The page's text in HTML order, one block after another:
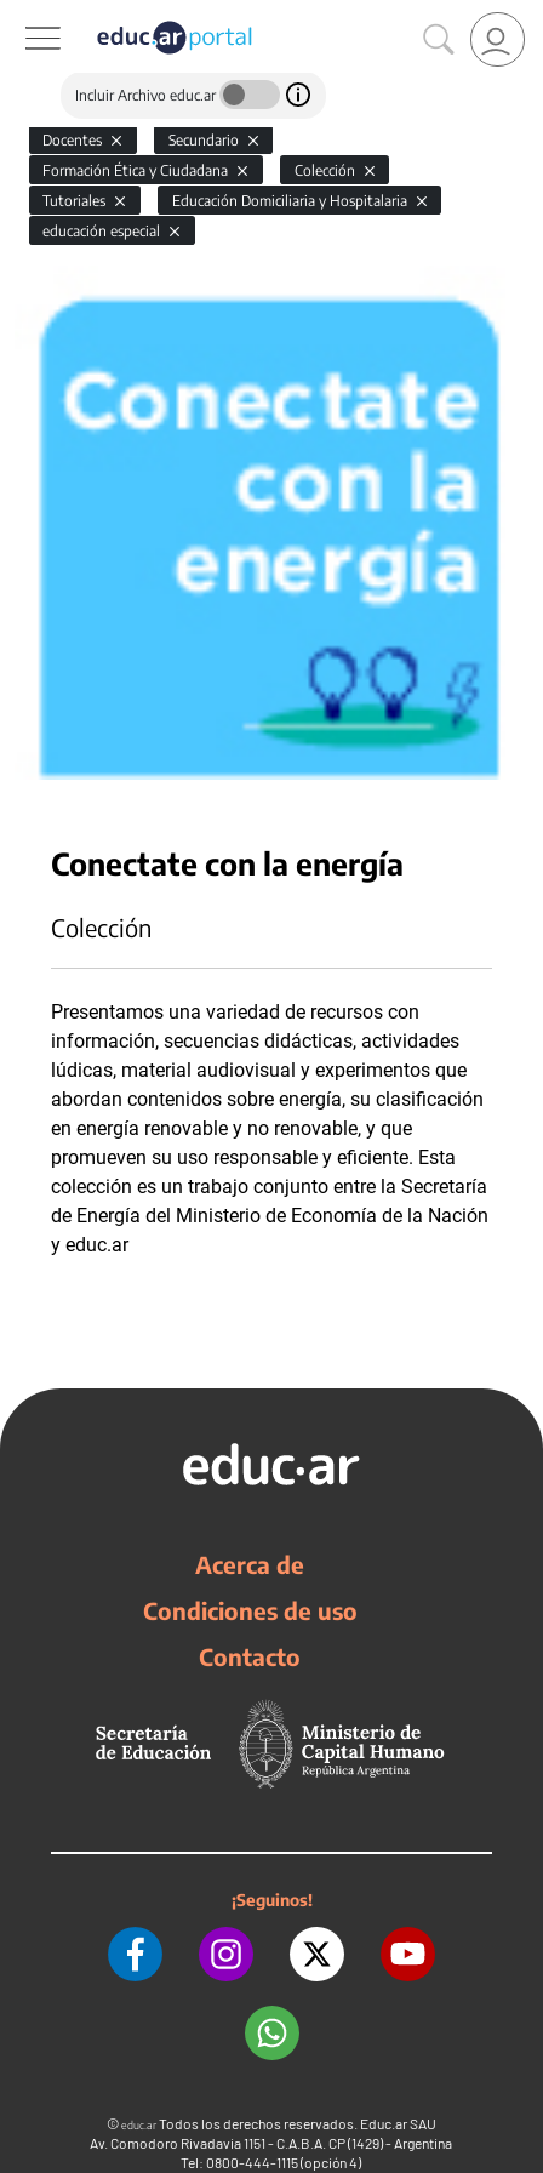
Incluir Archivo educ.ar
Docentes
Secundario
Formación Ética y Ciudadana
Colección
Tutoriales
Educación Domiciliaria y Hospitalaria
educación especial
Conectate con la energía
Colección
Presentamos una variedad de recursos con
información, secuencias didácticas, actividades
lúdicas, material audiovisual y experimentos que
abordan contenidos sobre energía, su clasificación
en energía renovable y no renovable, y que
promueven su uso responsable y eficiente. Esta
colección es un trabajo conjunto entre la Secretaría
de Energía del Ministerio de Economía de la Nación
y educ.ar
Acerca de
Condiciones de uso
Contacto
¡Seguinos!
©educ.arTodos los derechos reservados. Educ.ar SAU
Av. Comodoro Rivadavia 1151 - C.A.B.A. CP (1429) - Argentina
Tel: 0800-444-1115 (opción 4)